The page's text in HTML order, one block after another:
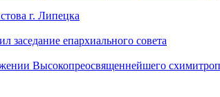
г. Липецка
епархиального совета
Высокопреосвященнейшего